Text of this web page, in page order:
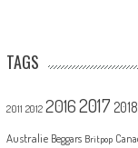
TAGS
2011 2012 20162017 2018
Australie Beggars Britpop